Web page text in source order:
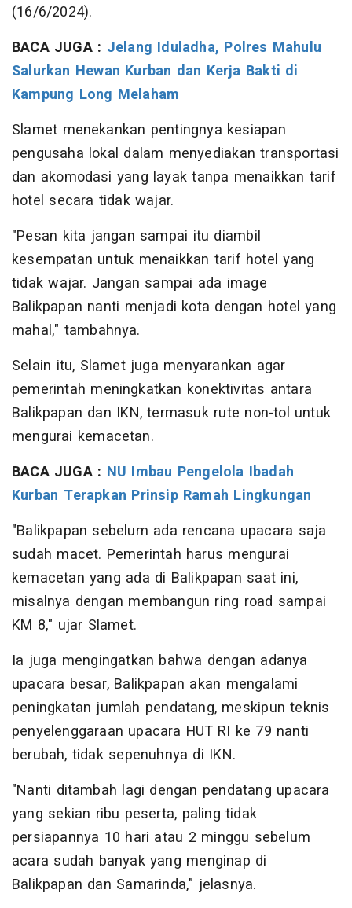
(16/6/2024).
BACA JUGA : Jelang Iduladha, Polres Mahulu
Salurkan Hewan Kurban dan Kerja Bakti di
Kampung Long Melaham
Slamet menekankan pentingnya kesiapan
pengusaha lokal dalam menyediakan transportasi
dan akomodasi yang layak tanpa menaikkan tarif
hotel secara tidak wajar.
"Pesan kita jangan sampai itu diambil
kesempatan untuk menaikkan tarif hotel yang
tidak wajar. Jangan sampai ada image
Balikpapan nanti menjadi kota dengan hotel yang
mahal," tambahnya.
Selain itu, Slamet juga menyarankan agar
pemerintah meningkatkan konektivitas antara
Balikpapan dan IKN, termasuk rute non-tol untuk
mengurai kemacetan.
BACA JUGA : NU Imbau Pengelola Ibadah
Kurban Terapkan Prinsip Ramah Lingkungan
"Balikpapan sebelum ada rencana upacara saja
sudah macet. Pemerintah harus mengurai
kemacetan yang ada di Balikpapan saat ini,
misalnya dengan membangun ring road sampai
KM 8," ujar Slamet.
Ia juga mengingatkan bahwa dengan adanya
upacara besar, Balikpapan akan mengalami
peningkatan jumlah pendatang, meskipun teknis
penyelenggaraan upacara HUT RI ke 79 nanti
berubah, tidak sepenuhnya di IKN.
"Nanti ditambah lagi dengan pendatang upacara
yang sekian ribu peserta, paling tidak
persiapannya 10 hari atau 2 minggu sebelum
acara sudah banyak yang menginap di
Balikpapan dan Samarinda," jelasnya.